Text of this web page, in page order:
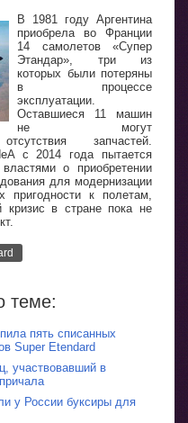
В 1981 году Аргентина
приобрела во Франции
14 самолетов «Супер
Этандар», три из
которых были потеряны
в процессе
эксплуатации.
Оставшиеся 11 машин
не могут
запчастей.
с 2014 года пытается
о приобретении
для модернизации
пригодности к полетам,
кризис в стране пока не
теме:
пять списанных
Super Etendard
участвовавший в
у России буксиры для